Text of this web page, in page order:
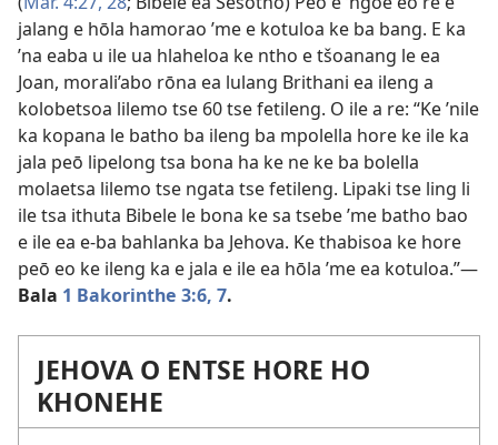
jalang e hōla hamorao ’me e kotuloa ke ba bang. E ka
’na eaba u ile ua hlaheloa ke ntho e tšoanang le ea
Joan, morali’abo rōna ea lulang Brithani ea ileng a
kolobetsoa lilemo tse 60 tse fetileng. O ile a re: “Ke ’nile
ka kopana le batho ba ileng ba mpolella hore ke ile ka
jala peō lipelong tsa bona ha ke ne ke ba bolella
molaetsa lilemo tse ngata tse fetileng. Lipaki tse ling li
ile tsa ithuta Bibele le bona ke sa tsebe ’me batho bao
e ile ea e-ba bahlanka ba Jehova. Ke thabisoa ke hore
peō eo ke ileng ka e jala e ile ea hōla ’me ea kotuloa.”—
Bala 1 Bakorinthe 3:6, 7.
JEHOVA O ENTSE HORE HO
KHONEHE